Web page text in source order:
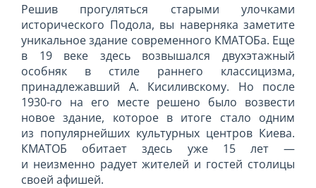
Решив прогуляться старыми улочками
исторического Подола, вы наверняка заметите
уникальное здание современного КМАТОБа. Еще
в 19 веке здесь возвышался двухэтажный
особняк в стиле раннего классицизма,
принадлежавший А. Кисиливскому. Но после
1930-го на его месте решено было возвести
новое здание, которое в итоге стало одним
из популярнейших культурных центров Киева.
КМАТОБ обитает здесь уже 15 лет —
и неизменно радует жителей и гостей столицы
своей афишей.